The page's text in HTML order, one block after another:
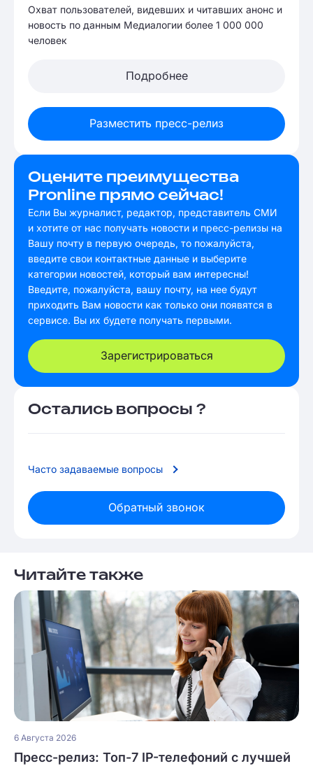
Охват пользователей, видевших и читавших анонс и
новость по данным Медиалогии более 1 000 000
человек
Подробнее
Разместить пресс-релиз
Оцените преимущества
Pronline прямо сейчас!
Если Вы журналист, редактор, представитель СМИ
и хотите от нас получать новости и пресс-релизы на
Вашу почту в первую очередь, то пожалуйста,
введите свои контактные данные и выберите
категории новостей, который вам интересны!
Введите, пожалуйста, вашу почту, на нее будут
приходить Вам новости как только они появятся в
сервисе. Вы их будете получать первыми.
Зарегистрироваться
Остались вопросы ?
Часто задаваемые вопросы
Обратный звонок
Читайте также
6 Августа 2026
Пресс-релиз: Топ-7 IP-телефоний с лучшей